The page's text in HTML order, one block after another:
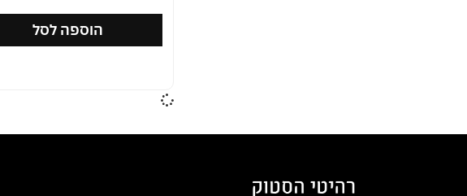
הוספה לסל